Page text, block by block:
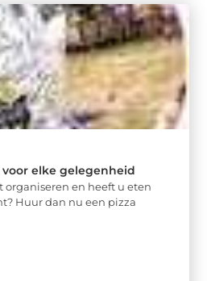
elke gelegenheid
organiseren en heeft u eten
Huur dan nu een pizza